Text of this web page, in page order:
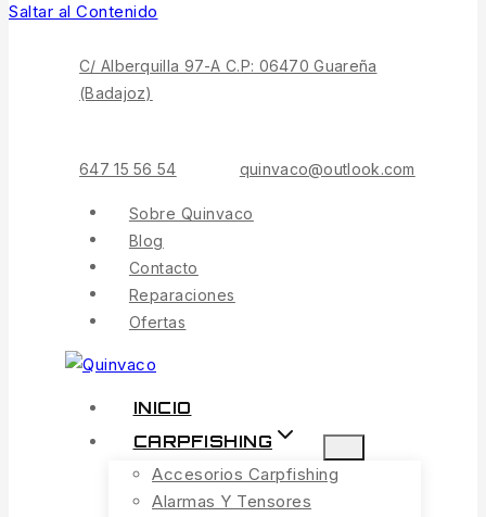
Saltar al Contenido
C/ Alberquilla 97-A C.P: 06470 Guareña
(Badajoz)
647 15 56 54 quinvaco@outlook.com
Sobre Quinvaco
Blog
Contacto
Reparaciones
Ofertas
INICIO
CARPFISHING
Accesorios Carpfishing
Alarmas Y Tensores